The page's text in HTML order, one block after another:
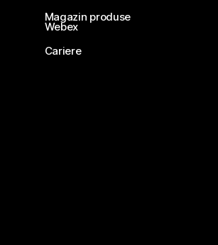
Magazin produse
Webex
Cariere